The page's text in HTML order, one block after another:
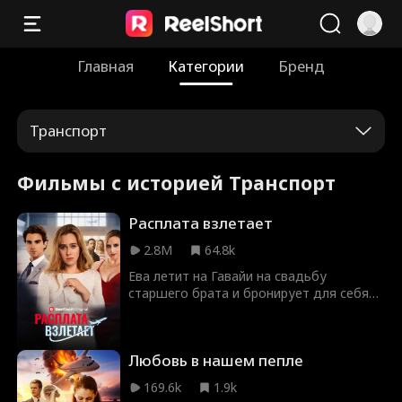
Главная Категории Бренд
Транспорт
Фильмы с историей Транспорт
Расплата взлетает
2.8M
64.8k
Ева летит на Гавайи на свадьбу
старшего брата и бронирует для себя
Ева уступила им место. Во время
турбулентности мальчик падает, его
мать требует развернуть самолет и
Любовь в нашем пепле
169.6k
1.9k